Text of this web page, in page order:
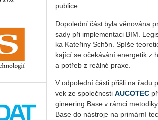
pub­li­ce.
Do­po­led­ní část byla vě­no­vá­na
sa­dy při im­ple­men­ta­ci BIM.
ka Ka­te­ři­ny Schön. Spíše
ka­jí­cí se oče­ká­vá­ní ener­ge­tik z
a po­třeb z re­ál­né praxe.
V od­po­led­ní části při­šli na řadu
vek ze spo­leč­nos­ti AU­CO­TEC
gi­nee­ring Base v rámci
Base do ná­stro­je na pri­már­ní